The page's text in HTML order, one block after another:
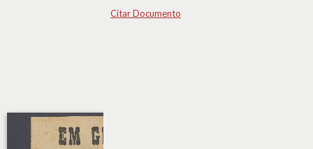
Citar Documento